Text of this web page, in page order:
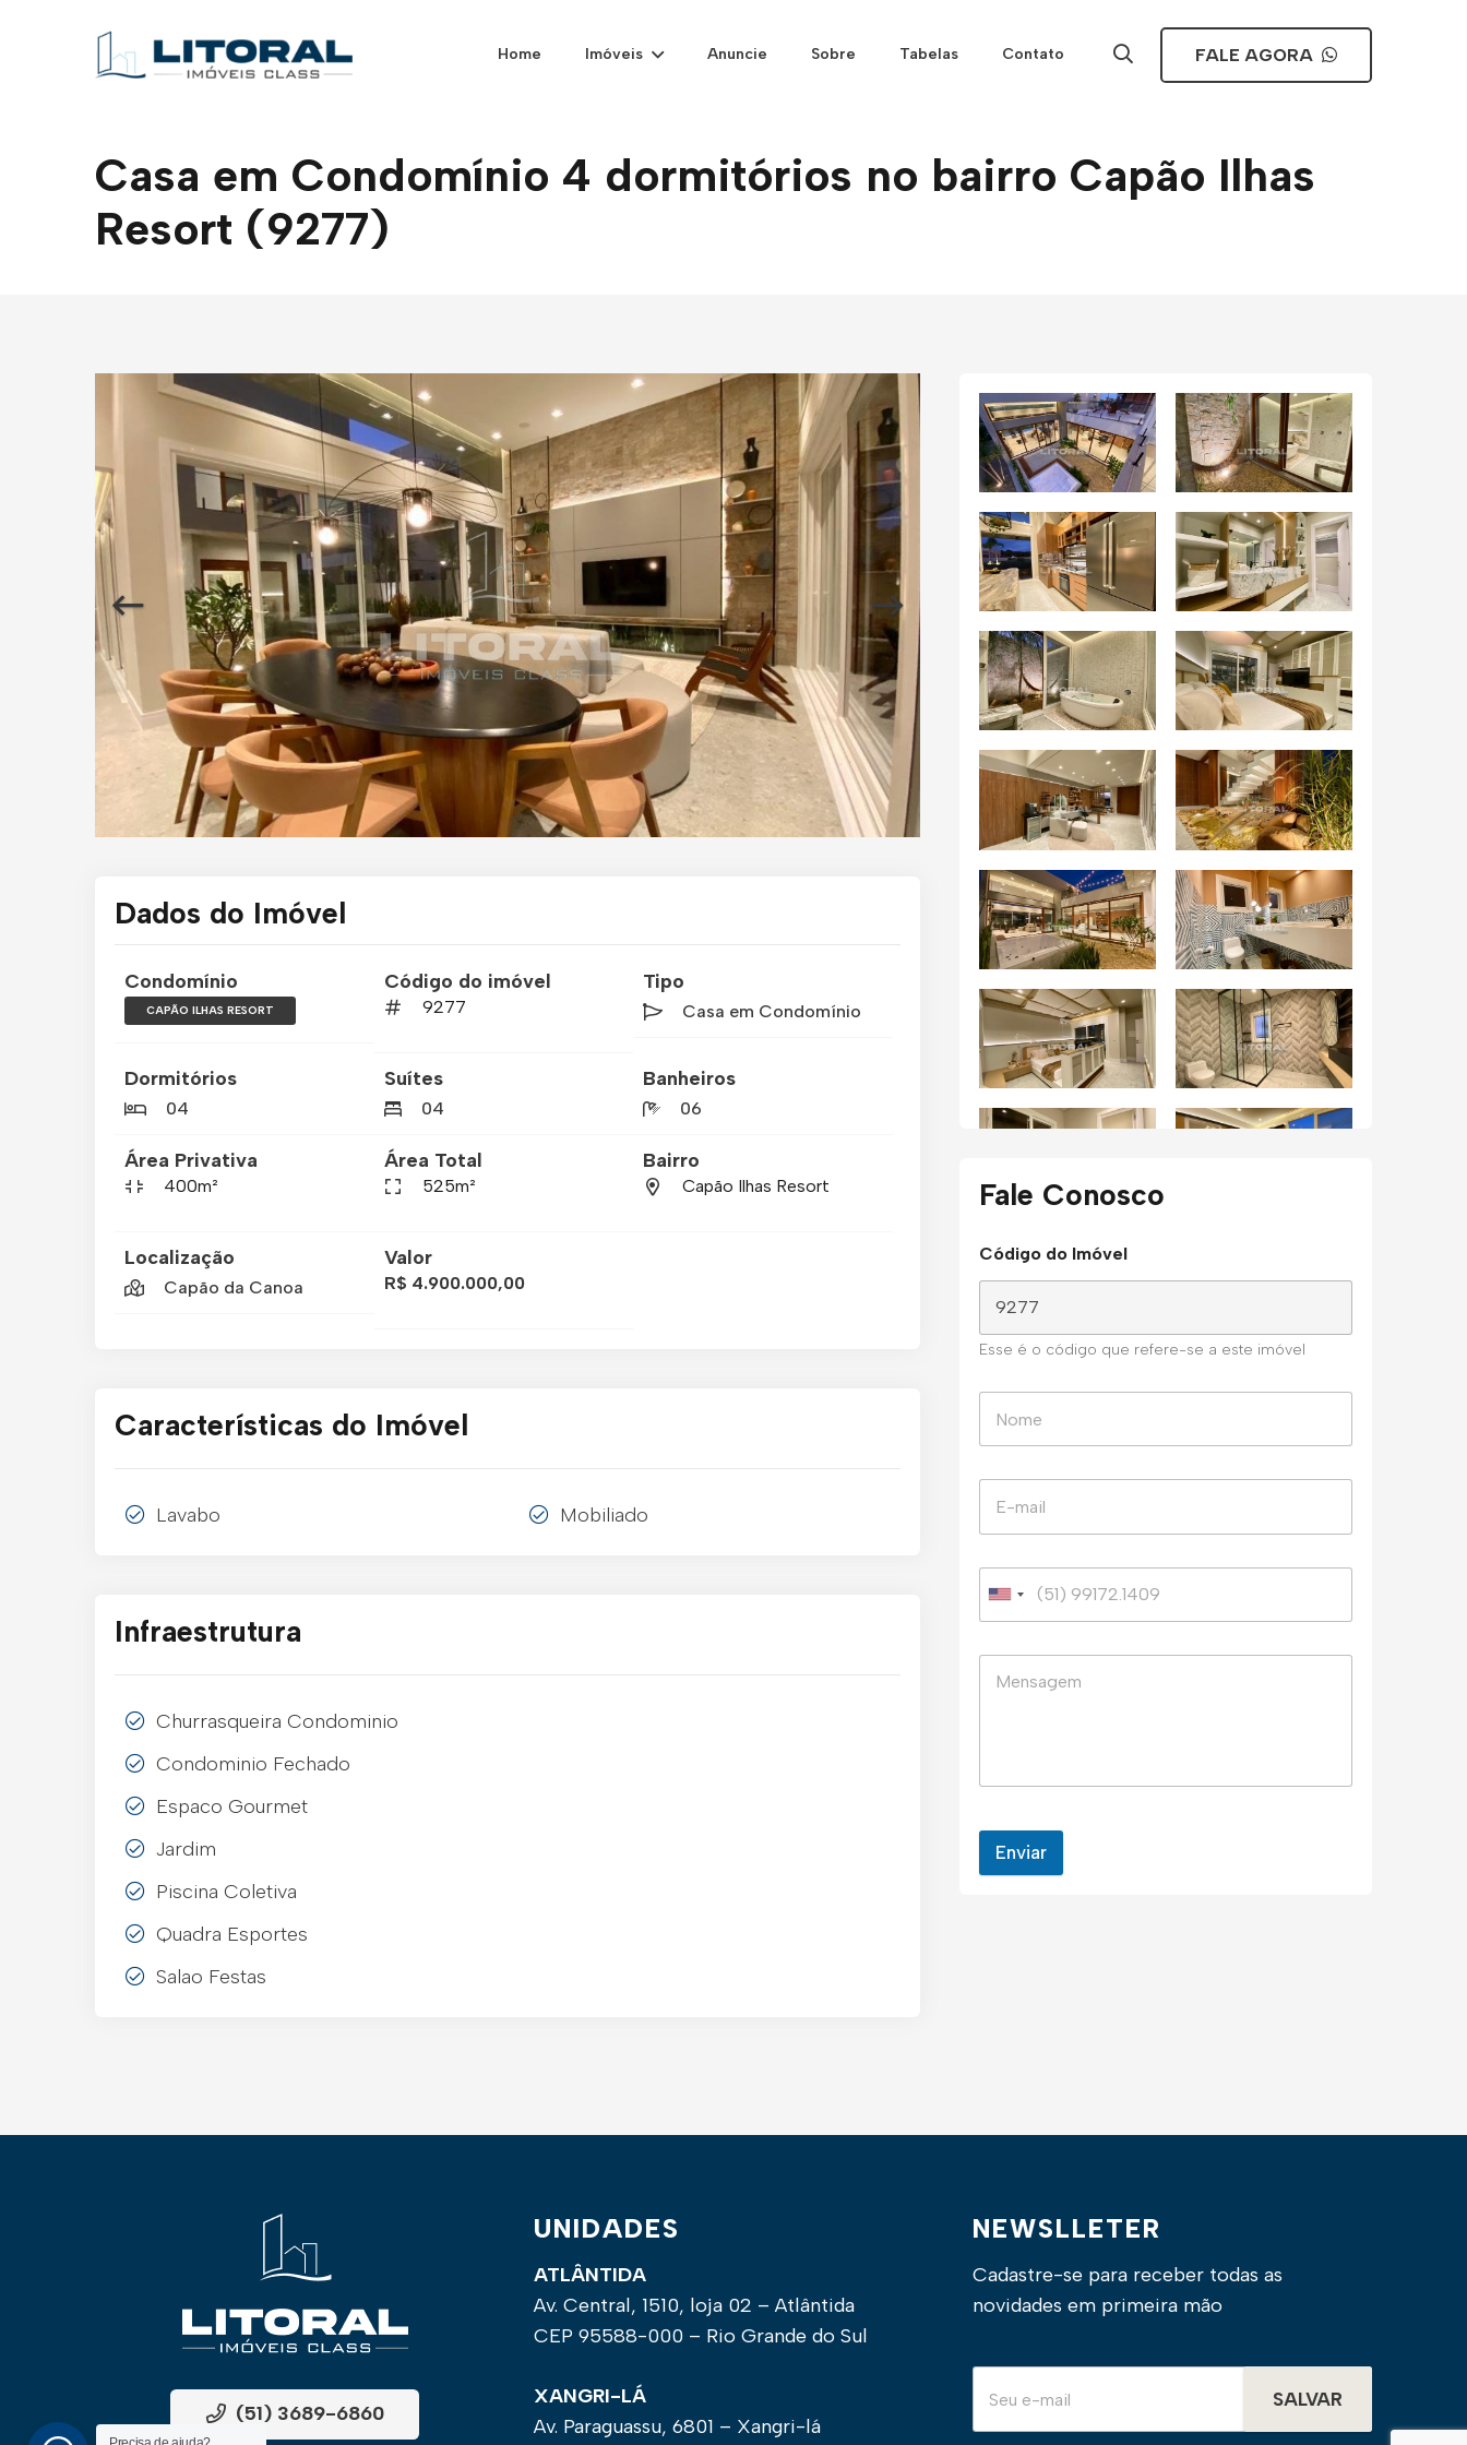
Home Imóveis Anuncie Sobre Tabelas Contato FALE AGORA
Casa em Condomínio 4 dormitórios no bairro Capão Ilhas
Resort (9277)
Dados do Imóvel
Condomínio
CAPÃO ILHAS RESORT
Código do imóvel
9277
Tipo
Casa em Condomínio
Dormitórios
04
Suítes
04
Banheiros
06
Área Privativa
400m²
Área Total
525m²
Bairro
Capão Ilhas Resort
Localização
Capão da Canoa
Valor
R$ 4.900.000,00
Características do Imóvel
Lavabo Mobiliado
Infraestrutura
Churrasqueira Condominio
Condominio Fechado
Espaco Gourmet
Jardim
Piscina Coletiva
Quadra Esportes
Salao Festas
Fale Conosco
Código do Imóvel
Esse é o código que refere-se a este imóvel
Enviar
(51) 3689-6860
UNIDADES
ATLÂNTIDA
Av. Central, 1510, loja 02 – Atlântida
CEP 95588-000 – Rio Grande do Sul
XANGRI-LÁ
Av. Paraguassu, 6801 – Xangri-lá
NEWSLLETER
Cadastre-se para receber todas as
novidades em primeira mão
SALVAR